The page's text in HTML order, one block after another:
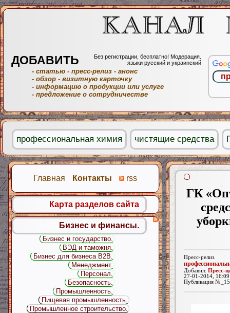
ГК
Пресс-релиз.
Добавил: Пресс-
27-01-2014,
Публикация
Главная Контакты rss
Карта разделов сайта
Бизнес и финансы.
Бизнес и государство.
ВЭД и таможня.
Бизнес для бизнеса B2B.
Менеджмент.
Персонал.
Безопасность.
Промышленность.
Пищевая промышленность.
Промышленное строительство.
ДОБАВИТЬ
Без регистрации, бесплатно! Модерация.
языки русский и украинский
- статью - пресс-релиз - анонс
- обзор - визитную карточку
- информацию о продукции или услуге
- предложение о сотрудничестве
профессиональная химия чистящие средства